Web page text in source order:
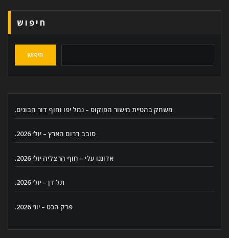
חיפוש
חיפוש
משחק בהטיית מישור הפוקוס – נמל יפו וחוף דור הבונים.
סובב דרום הארץ – יולי 2026.
אדוננו עלי – חוף הרצליה יולי 2026.
תל דן – יולי 2026.
פרק הכט – יוני 2026.